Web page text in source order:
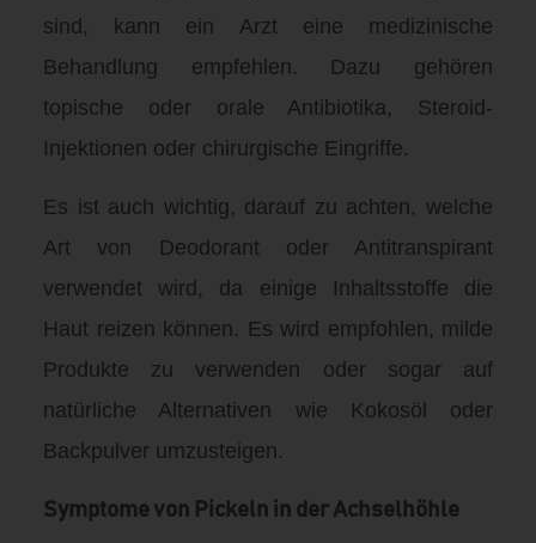
sind, kann ein Arzt eine medizinische
Behandlung empfehlen. Dazu gehören
topische oder orale Antibiotika, Steroid-
Injektionen oder chirurgische Eingriffe.
Es ist auch wichtig, darauf zu achten, welche
Art von Deodorant oder Antitranspirant
verwendet wird, da einige Inhaltsstoffe die
Haut reizen können. Es wird empfohlen, milde
Produkte zu verwenden oder sogar auf
natürliche Alternativen wie Kokosöl oder
Backpulver umzusteigen.
Symptome von Pickeln in der Achselhöhle